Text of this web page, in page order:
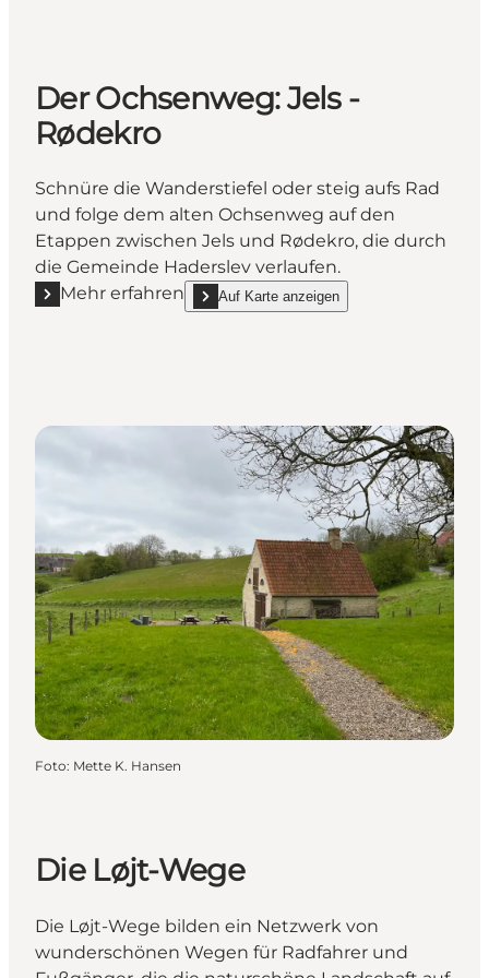
Der Ochsenweg: Jels -
Rødekro
Schnüre die Wanderstiefel oder steig aufs Rad
und folge dem alten Ochsenweg auf den
Etappen zwischen Jels und Rødekro, die durch
die Gemeinde Haderslev verlaufen.
Mehr erfahren
Mehr erfahren "Der Ochsenweg: Jels - Rødekro"
Auf Karte anzeigen
show Der Ochsenweg: Jels - Rødekro on_map
Foto: Mette K. Hansen
Die Løjt-Wege
Die Løjt-Wege bilden ein Netzwerk von
wunderschönen Wegen für Radfahrer und